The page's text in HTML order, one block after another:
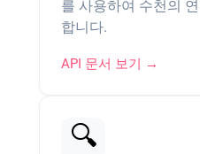
를 사용하여 수천의
합니다.
API 문서 보기 →
🔍